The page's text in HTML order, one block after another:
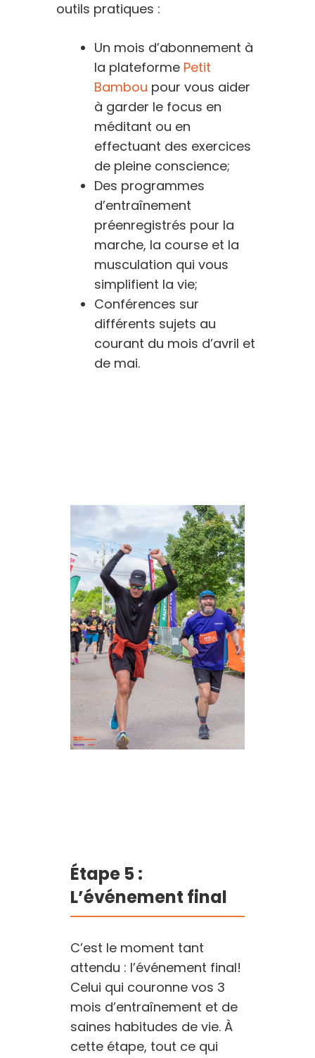
outils pratiques :
Un mois d’abonnement à
la plateforme Petit
Bambou pour vous aider
à garder le focus en
méditant ou en
effectuant des exercices
de pleine conscience;
Des programmes
d’entraînement
préenregistrés pour la
marche, la course et la
musculation qui vous
simplifient la vie;
Conférences sur
différents sujets au
courant du mois d’avril et
de mai.
Étape 5 :
L’événement final
C’est le moment tant
attendu : l’événement final!
Celui qui couronne vos 3
mois d’entraînement et de
saines habitudes de vie. À
cette étape, tout ce qui